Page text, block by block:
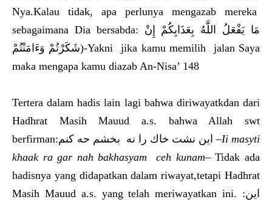
Nya.Kalau tidak, apa perlunya mengazab mereka
sebagaimana Dia bersabda: مَا يَفْعَلُ اللَّهُ بِعَذَابِكُمْ إِنْ
شَكَرْتُمْ وَءَامَنْتُمْ)-Yakni jika kamu memilih jalan Saya
maka mengapa kamu diazab An-Nisa’ 148
Tertera dalam hadis lain lagi bahwa diriwayatkdan dari
Hadhrat Masih Mauud a.s. bahwa Allah swt
berfirman:اين نشت خاك را نه بخشم حه كنم –Ii masyti
khaak ra gar nah bakhasyam ceh kunam– Tidak ada
hadisnya yang didapatkan dalam riwayat,tetapi Hadhrat
Masih Mauud a.s. yang telah meriwayatkan ini. :اين